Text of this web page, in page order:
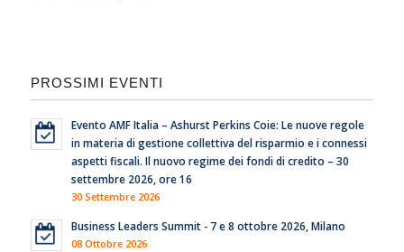
PROSSIMI EVENTI
Evento AMF Italia – Ashurst Perkins Coie: Le nuove regole
in materia di gestione collettiva del risparmio e i connessi
aspetti fiscali. Il nuovo regime dei fondi di credito – 30
settembre 2026, ore 16
30 Settembre 2026
Business Leaders Summit - 7 e 8 ottobre 2026, Milano
08 Ottobre 2026